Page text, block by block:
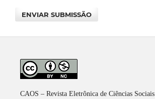
ENVIAR SUBMISSÃO
CAOS – Revista Eletrônica de Ciências Sociais